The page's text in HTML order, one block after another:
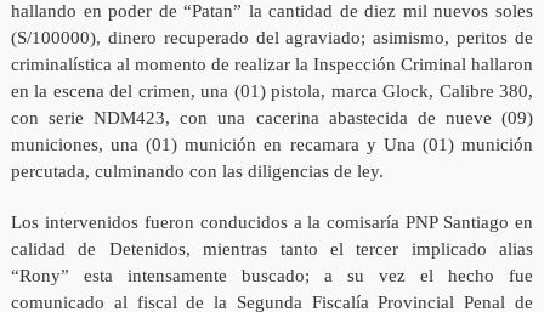
hallando en poder de “Patan” la cantidad de diez mil nuevos soles
(S/100000), dinero recuperado del agraviado; asimismo, peritos de
criminalística al momento de realizar la Inspección Criminal hallaron
en la escena del crimen, una (01) pistola, marca Glock, Calibre 380,
con serie NDM423, con una cacerina abastecida de nueve (09)
municiones, una (01) munición en recamara y Una (01) munición
percutada, culminando con las diligencias de ley.
Los intervenidos fueron conducidos a la comisaría PNP Santiago en
calidad de Detenidos, mientras tanto el tercer implicado alias
“Rony” esta intensamente buscado; a su vez el hecho fue
comunicado al fiscal de la Segunda Fiscalía Provincial Penal de